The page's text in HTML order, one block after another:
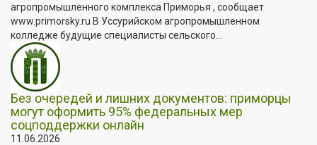
агропромышленного комплекса Приморья , сообщает
www.primorsky.ru В Уссурийском агропромышленном
колледже будущие специалисты сельского...
Без очередей и лишних документов: приморцы
могут оформить 95% федеральных мер
соцподдержки онлайн
11.06.2026